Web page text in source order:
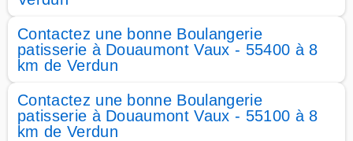
Contactez une bonne Boulangerie
patisserie à Douaumont Vaux - 55400 à 8
km de Verdun
Contactez une bonne Boulangerie
patisserie à Douaumont Vaux - 55100 à 8
km de Verdun